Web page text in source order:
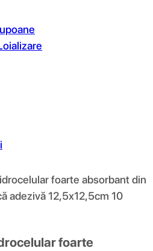
foarte absorbant din
adezivă 12,5x12,5cm 10
foarte